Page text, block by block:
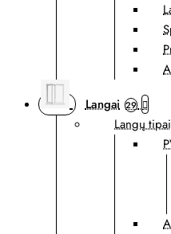
Langai 29
Langų tipai